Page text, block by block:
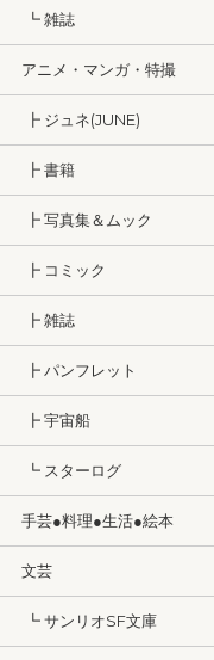
┗ 雑誌
アニメ・マンガ・特撮
┣ ジュネ(JUNE)
┣ 書籍
┣ 写真集＆ムック
┣ コミック
┣ 雑誌
┣ パンフレット
┣ 宇宙船
┗ スターログ
手芸●料理●生活●絵本
文芸
┗ サンリオSF文庫